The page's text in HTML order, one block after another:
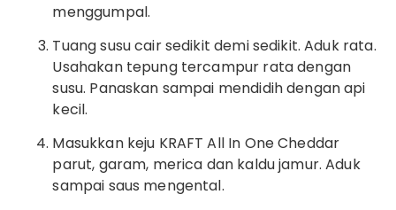
menggumpal.
Tuang susu cair sedikit demi sedikit. Aduk rata.
Usahakan tepung tercampur rata dengan
susu. Panaskan sampai mendidih dengan api
kecil.
Masukkan keju KRAFT All In One Cheddar
parut, garam, merica dan kaldu jamur. Aduk
sampai saus mengental.